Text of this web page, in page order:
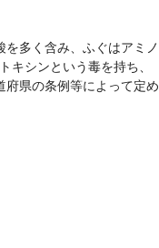
多く含み、ふぐはアミノ
キシンという毒を持ち、
県の条例等によって定め